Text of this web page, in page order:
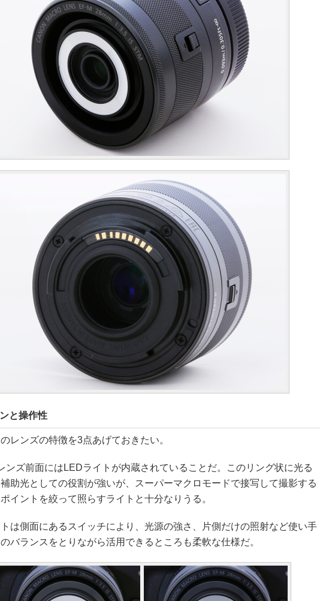
と操作性
レンズの特徴を3点あげておきたい。
ンズ前面にはLEDライトが内蔵されていることだ。このリング状に光る
助光としての役割が強いが、スーパーマクロモードで接写して撮影する
イントを絞って照らすライトと十分なりうる。
は側面にあるスイッチにより、光源の強さ、片側だけの照射など使い手
バランスをとりながら活用できるところも柔軟な仕様だ。